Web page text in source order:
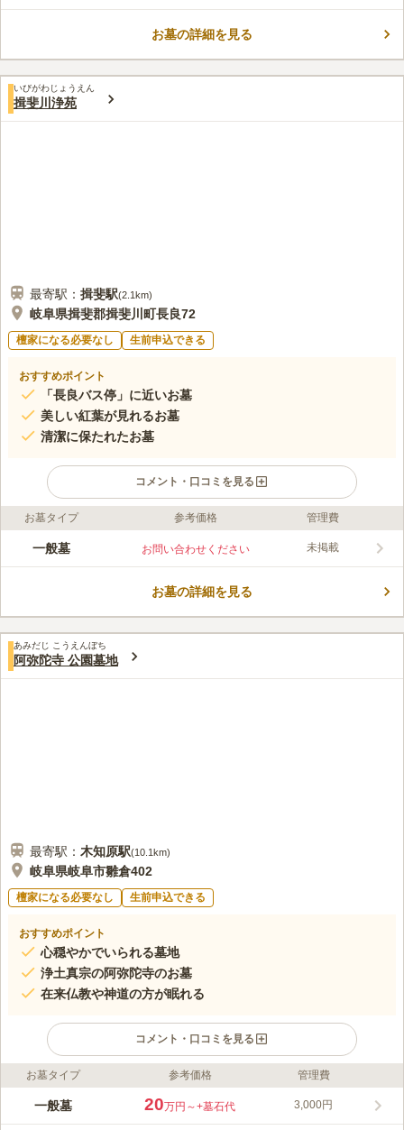
線はありませんが、個別の区画があり、遺骨は区画ごとに埋葬さ
を味わえるのが魅力です。曠然苑の利用に大源寺への入檀は不要
です。また、宗派問わずお申し込みいただけます。
口コミ評価
この霊園はまだ誰からも評価されていません。
お墓の詳細を見る
いびがわじょうえん
揖斐川浄苑
最寄駅： 揖斐駅(2.1km)
岐阜県揖斐郡揖斐川町長良72
檀家になる必要なし 生前申込できる
おすすめポイント
「長良バス停」に近いお墓
美しい紅葉が見れるお墓
清潔に保たれたお墓
コメント・口コミを見る
ライフドット編集部のコメント
たくさんの木々に囲まれた、山の近くにあるお墓です。 秋には
てくれる場所です。 苑内の管理も行き届いており、清潔に保た
す。
口コミ評価
みんなの評価
お墓タイプ 参考価格 管理費
一般墓 お問い合わせください 未掲載
お墓の詳細を見る
あみだじ こうえんぼち
阿弥陀寺 公園墓地
最寄駅： 木知原駅(10.1km)
岐阜県岐阜市雛倉402
檀家になる必要なし 生前申込できる
おすすめポイント
心穏やかでいられる墓地
浄土真宗の阿弥陀寺のお墓
在来仏教や神道の方が眠れる
コメント・口コミを見る
ライフドット編集部のコメント
岐阜県西北にあり、のどかで、四季を楽しめる墓地です。 生前
お墓タイプ 参考価格 管理費
一般墓 20万円～+墓石代 3,000円